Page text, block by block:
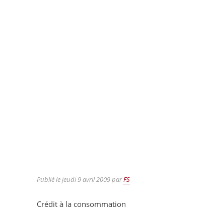
Publié lejeudi 9 avril 2009parFS
Crédit à la consommation